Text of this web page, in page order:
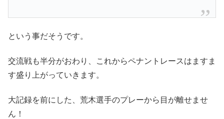
という事だそうです。
交流戦も半分がおわり、これからペナントレースはますま
す盛り上がっていきます。
大記録を前にした、荒木選手のプレーから目が離せませ
ん！